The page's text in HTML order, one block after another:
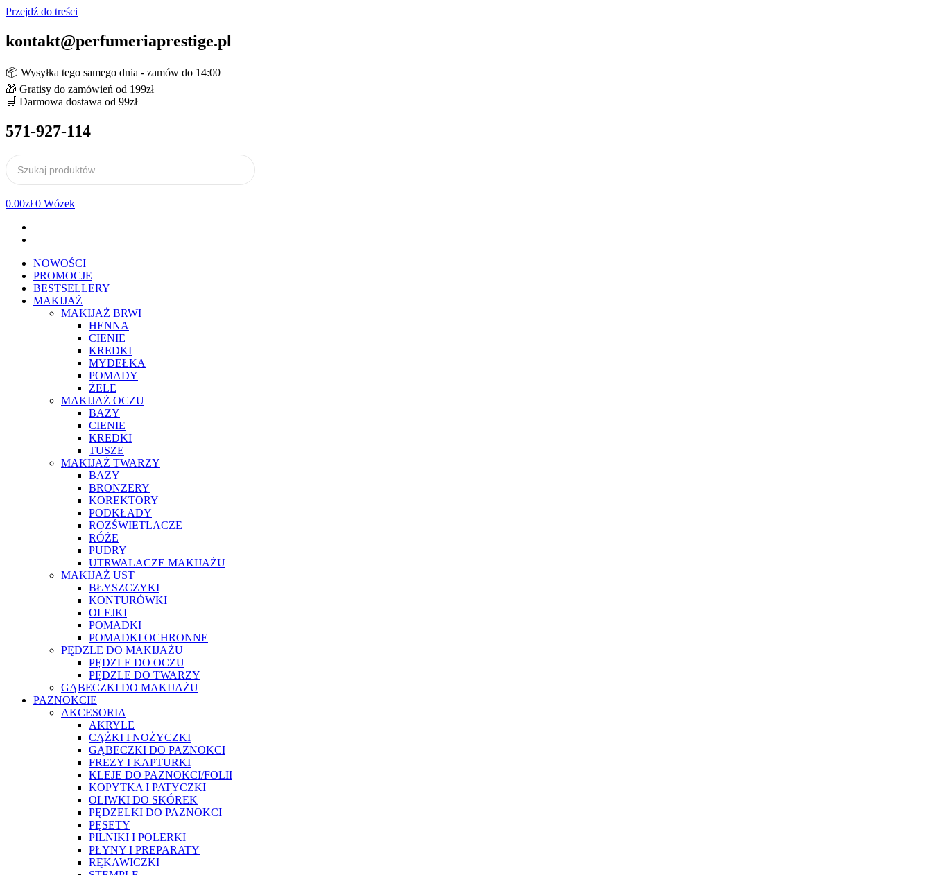
Przejdź do treści
kontakt@perfumeriaprestige.pl
📦 Wysyłka tego samego dnia - zamów do 14:00
🎁 Gratisy do zamówień od 199zł
🛒 Darmowa dostawa od 99zł
571-927-114
0.00zł 0 Wózek
NOWOŚCI
PROMOCJE
BESTSELLERY
MAKIJAŻ
MAKIJAŻ BRWI
HENNA
CIENIE
KREDKI
MYDEŁKA
POMADY
ŻELE
MAKIJAŻ OCZU
BAZY
CIENIE
KREDKI
TUSZE
MAKIJAŻ TWARZY
BAZY
BRONZERY
KOREKTORY
PODKŁADY
ROZŚWIETLACZE
RÓŻE
PUDRY
UTRWALACZE MAKIJAŻU
MAKIJAŻ UST
BŁYSZCZYKI
KONTURÓWKI
OLEJKI
POMADKI
POMADKI OCHRONNE
PĘDZLE DO MAKIJAŻU
PĘDZLE DO OCZU
PĘDZLE DO TWARZY
GĄBECZKI DO MAKIJAŻU
PAZNOKCIE
AKCESORIA
AKRYLE
CĄŻKI I NOŻYCZKI
GĄBECZKI DO PAZNOKCI
FREZY I KAPTURKI
KLEJE DO PAZNOKCI/FOLII
KOPYTKA I PATYCZKI
OLIWKI DO SKÓREK
PĘDZELKI DO PAZNOKCI
PĘSETY
PILNIKI I POLERKI
PŁYNY I PREPARATY
RĘKAWICZKI